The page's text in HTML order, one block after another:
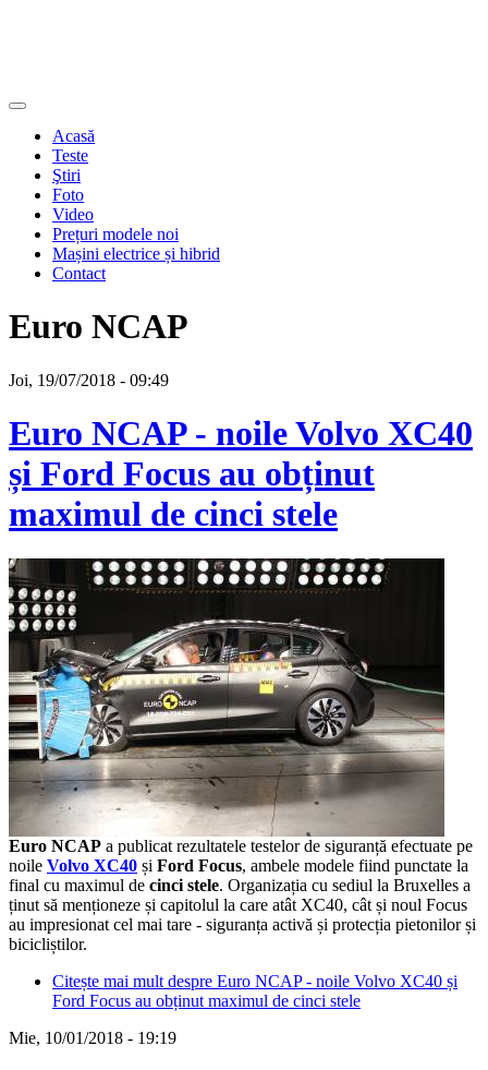
Acasă
Teste
Ştiri
Foto
Video
Prețuri modele noi
Mașini electrice și hibrid
Contact
Euro NCAP
Joi, 19/07/2018 - 09:49
Euro NCAP - noile Volvo XC40
și Ford Focus au obținut
maximul de cinci stele
Euro NCAP a publicat rezultatele testelor de siguranță efectuate pe
noile Volvo XC40 și Ford Focus, ambele modele fiind punctate la
final cu maximul de cinci stele. Organizația cu sediul la Bruxelles a
ținut să menționeze și capitolul la care atât XC40, cât și noul Focus
au impresionat cel mai tare - siguranța activă și protecția pietonilor și
bicicliștilor.
Citește mai mult despre Euro NCAP - noile Volvo XC40 și
Ford Focus au obținut maximul de cinci stele
Mie, 10/01/2018 - 19:19